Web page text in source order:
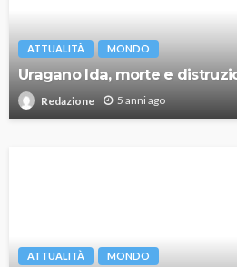
ATTUALITÀ MONDO
Uragano Ida, morte e
Redazione 5 anni ago
ATTUALITÀ MONDO